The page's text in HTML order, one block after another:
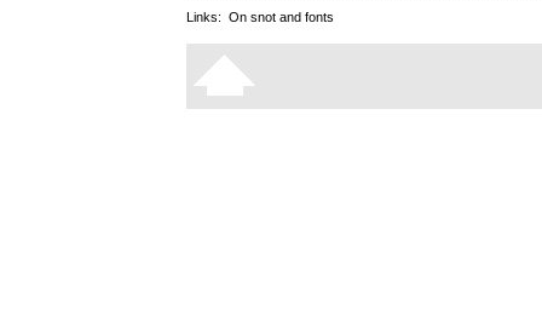
Links: On snot and fonts